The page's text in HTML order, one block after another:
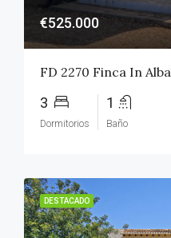
€525.000
FD 2270 Finca In
3
Dormitorios
1
Baño
DESTACADO